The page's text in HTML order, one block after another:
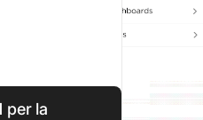
per la